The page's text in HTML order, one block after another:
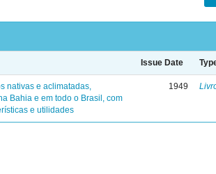
Issue Date
nativas e aclimatadas,
Bahia e em todo o Brasil, com
e utilidades
1949